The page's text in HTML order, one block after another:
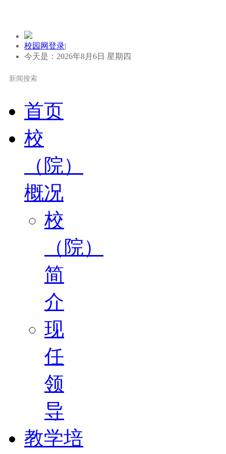
校园网登录|
今天是：2026年8月6日 星期四
首页
校
（院）
概况
校
（院）
简
介
现
任
领
导
教学培